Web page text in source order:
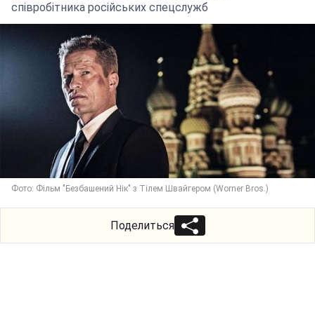
співробітника російських спецслужб
Фото: Фільм "Безбашений Нік" з Тілем Швайгером (Worner Bros.)
Поделиться